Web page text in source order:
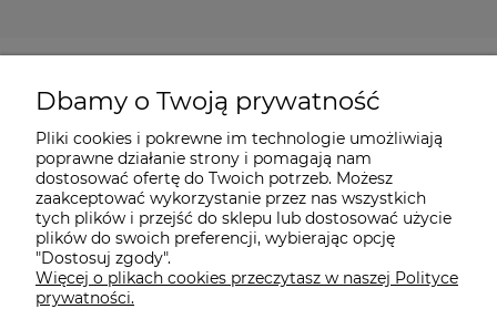
Moje konto
O firmie
Czerwona Dynia|ul. Konarskiego 9a| 66-200 Świebodzin |
Dbamy o Twoją prywatność
Pliki cookies i pokrewne im technologie umożliwiają
poprawne działanie strony i pomagają nam
dostosować ofertę do Twoich potrzeb. Możesz
zaakceptować wykorzystanie przez nas wszystkich
tych plików i przejść do sklepu lub dostosować użycie
plików do swoich preferencji, wybierając opcję
"Dostosuj zgody".
Więcej o plikach cookies przeczytasz w naszej Polityce
prywatności.